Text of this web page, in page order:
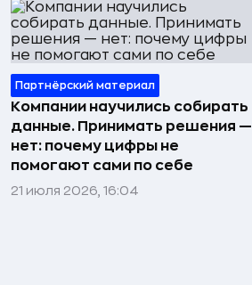
Партнёрский материал
Компании научились собирать
данные. Принимать решения —
нет: почему цифры не
помогают сами по себе
21 июля 2026, 16:04